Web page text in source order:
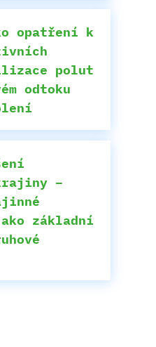
opatření k
polut
odtoku
–
základní